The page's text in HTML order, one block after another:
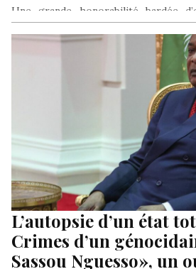
Une grande honorabilité bardée
prestigieux dans la haute
républicaine : La vitrine d’exposition
L’autopsie d’un état
Crimes d’un
Sassou Nguesso», un